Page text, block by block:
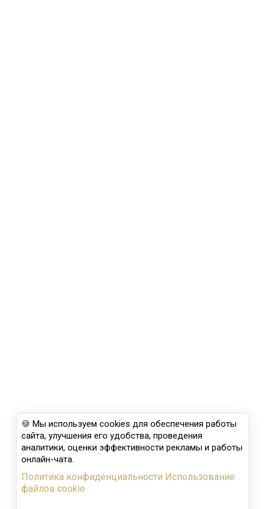
🍪 Мы используем cookies для обеспечения работы
сайта, улучшения его удобства, проведения
аналитики, оценки эффективности рекламы и работы
онлайн-чата.
Политика конфиденциальности Использование
файлов cookie